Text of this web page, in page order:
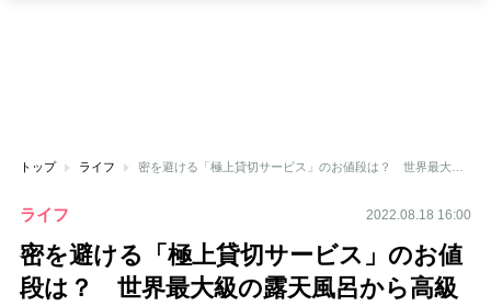
トップ ライフ 密を避ける「極上貸切サービス」のお値段は？ 世界最大級の露天風呂から高級旅館ワンフロア、フラガールショーまで
ライフ 2022.08.18 16:00
密を避ける「極上貸切サービス」のお値
段は？ 世界最大級の露天風呂から高級